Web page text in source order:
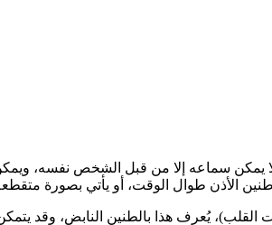
سماعه إلا من قبل الشخص نفسه،
طنين الأذن طوال الوقت، أو يأتي بصورة
القلب)، يُعرف هذا بالطنين النابض، وقد